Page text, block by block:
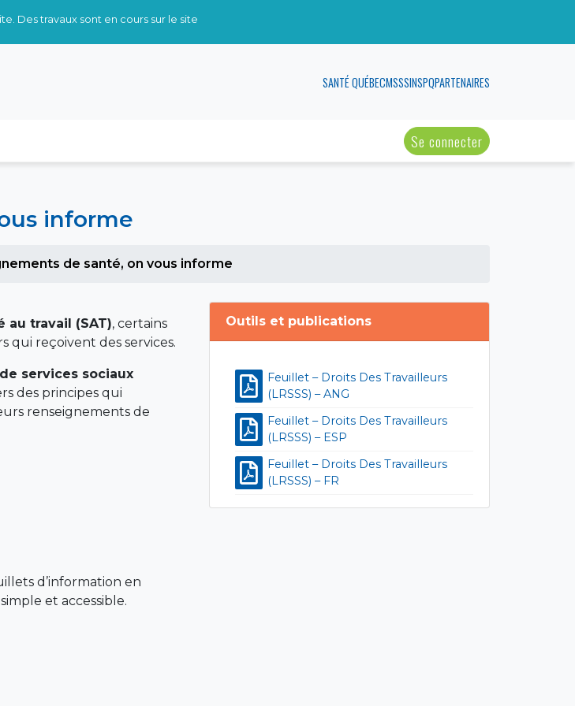
Des travaux sont en cours sur le site
SANTÉ QUÉBECMSSSINSPQPARTENAIRES
Se connecter
informe
de santé, on vous informe
au travail (SAT), certains
qui reçoivent des services.
services sociaux
des principes qui
renseignements de
d’information en
et accessible.
Outils et publications
Feuillet – Droits Des Travailleurs
(LRSSS) – ANG
Feuillet – Droits Des Travailleurs
(LRSSS) – ESP
Feuillet – Droits Des Travailleurs
(LRSSS) – FR